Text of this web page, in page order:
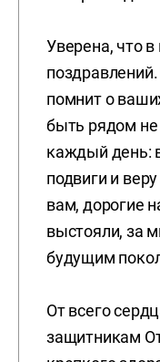
Уверена, что
помнит о
быть рядом не
каждый день:
подвиги и
вам, дорогие
выстояли, за
будущим
От всего
защитникам